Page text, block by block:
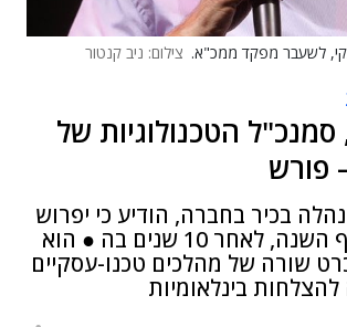
לשעבר מפקד ממכ"א. צילום: ניב קנטור
סמנכ"ל הטכנולוגיות של
פורש
בכיר בחברה, הודיע כי יפרוש
מתפקידו בסוף השנה, לאחר 10 שנים בה ● הוא
שורה של מהלכים טכנו-עסקיים
בינלאומיות